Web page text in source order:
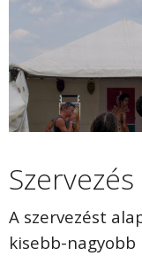
Szervezés
A szervezést
kisebb-